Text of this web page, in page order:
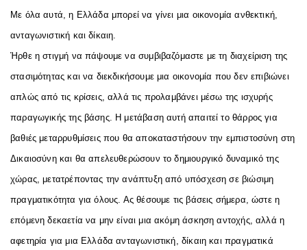
Με όλα αυτά, η Ελλάδα μπορεί να γίνει μια οικονομία ανθεκτική,
ανταγωνιστική και δίκαιη.
Ήρθε η στιγμή να πάψουμε να συμβιβαζόμαστε με τη διαχείριση της
στασιμότητας και να διεκδικήσουμε μια οικονομία που δεν επιβιώνει
απλώς από τις κρίσεις, αλλά τις προλαμβάνει μέσω της ισχυρής
παραγωγικής της βάσης. Η μετάβαση αυτή απαιτεί το θάρρος για
βαθιές μεταρρυθμίσεις που θα αποκαταστήσουν την εμπιστοσύνη στη
Δικαιοσύνη και θα απελευθερώσουν το δημιουργικό δυναμικό της
χώρας, μετατρέποντας την ανάπτυξη από υπόσχεση σε βιώσιμη
πραγματικότητα για όλους. Ας θέσουμε τις βάσεις σήμερα, ώστε η
επόμενη δεκαετία να μην είναι μια ακόμη άσκηση αντοχής, αλλά η
αφετηρία για μια Ελλάδα ανταγωνιστική, δίκαιη και πραγματικά